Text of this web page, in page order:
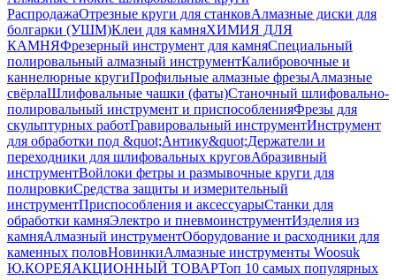
РаспродажаОтрезные круги для станковАлмазные диски для
болгарки (УШМ)Клеи для камняХИМИЯ ДЛЯ
КАМНЯФрезерный инструмент для камняСпециальный
полировальный алмазный инструментКалибровочные и
каннелюрные кругиПрофильные алмазные фрезыАлмазные
свёрлаШлифовальные чашки (фаты)Станочный шлифовально-
полировальный инструмент и приспособленияФрезы для
скульптурных работГравировальный инструментИнструмент
для обработки под &quot;Антику&quot;Держатели и
переходники для шлифовальных круговАбразивный
инструментВойлоки фетры и размывочные круги для
полировкиСредства защиты и измерительный
инструментПриспособления и аксессуарыСтанки для
обработки камняЭлектро и пневмоинструментИзделия из
камняАлмазный инструментОборудование и расходники для
каменных половНовинкиАлмазные инструменты Woosuk
Ю.КОРЕЯАКЦИОННЫЙ ТОВАРТоп 10 самых популярных